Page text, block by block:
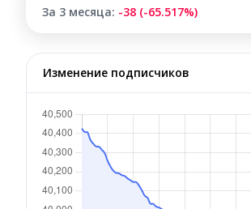
За 3 месяца: -38 (-65.517%)
Изменение подписчиков